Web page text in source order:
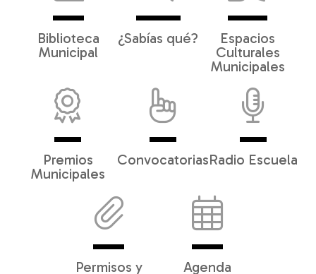
Biblioteca
Municipal
¿Sabías qué?
Espacios
Culturales
Municipales
Premios
Municipales
ConvocatoriasRadio Escuela
Permisos y
Agenda